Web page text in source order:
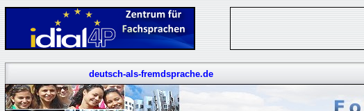
deutsch-als-fremdsprache.de